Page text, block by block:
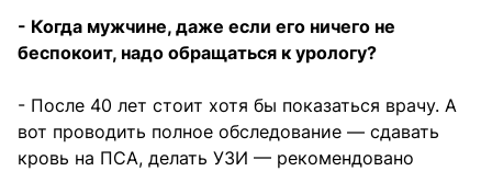
- Когда мужчине, даже если его ничего не
беспокоит, надо обращаться к урологу?
- После 40 лет стоит хотя бы показаться врачу. А
вот проводить полное обследование — сдавать
кровь на ПСА, делать УЗИ — рекомендовано